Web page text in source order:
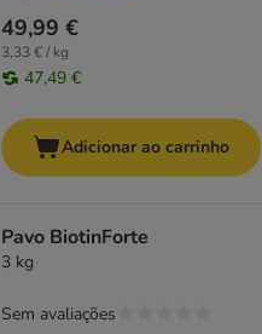
49,99 €
3,33 € / kg
47,49 €
Adicionar ao carrinho
Pavo BiotinForte
3 kg
Sem avaliações